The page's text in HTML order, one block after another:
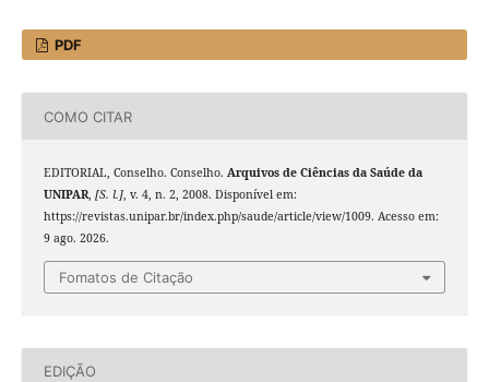
PDF
COMO CITAR
EDITORIAL, Conselho. Conselho. Arquivos de Ciências da Saúde da
UNIPAR, [S. l.], v. 4, n. 2, 2008. Disponível em:
https://revistas.unipar.br/index.php/saude/article/view/1009. Acesso em:
9 ago. 2026.
Fomatos de Citação
EDIÇÃO